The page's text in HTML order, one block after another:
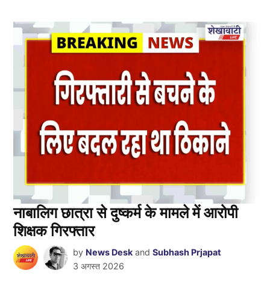
नाबालिग छात्रा से दुष्कर्म के मामले में आरोपी
शिक्षक गिरफ्तार
by News Desk andSubhash Prjapat
3 अगस्त 2026